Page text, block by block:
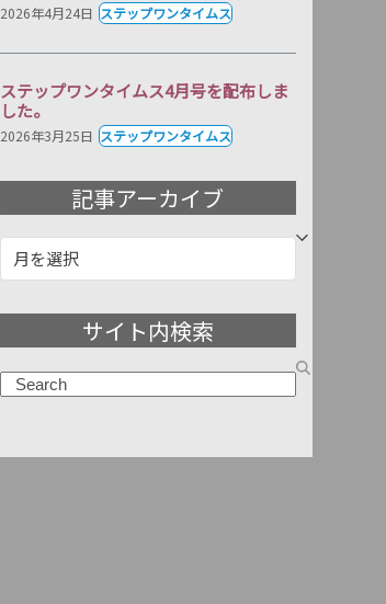
2026年4月24日 ステップワンタイムス
ステップワンタイムス4月号を配布しま
した。
2026年3月25日 ステップワンタイムス
記事アーカイブ
事
サイト内検索